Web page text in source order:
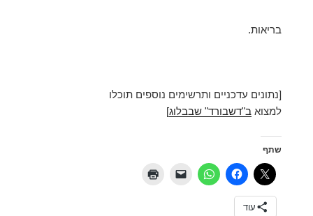
בריאות.
[נתונים עדכניים ותרשימים נוספים תוכלו
למצוא ב"דשבורד" שבבלוג]
שתף
עוד